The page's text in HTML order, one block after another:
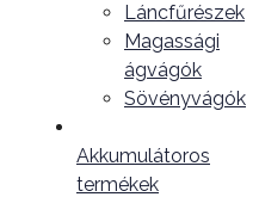
Láncfűrészek
Magassági
ágvágók
Sövényvágók
Akkumulátoros
termékek